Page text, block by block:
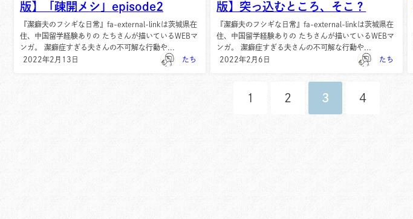
版】「疎開メシ」episode2
『潔癖夫のフシギな日常』fa-external-linkは茨城県在
住、中国留学経験ありの たちさんが描いているWEBマ
ンガ。 潔癖症すぎる夫さんの不可解な行動や...
2022年2月13日
たち
版】突っ込むところ、そこ？
『潔癖夫のフシギな日常』fa-external-linkは茨城県在
住、中国留学経験ありの たちさんが描いているWEBマ
ンガ。 潔癖症すぎる夫さんの不可解な行動や...
2022年2月6日
たち
1 2 3 4